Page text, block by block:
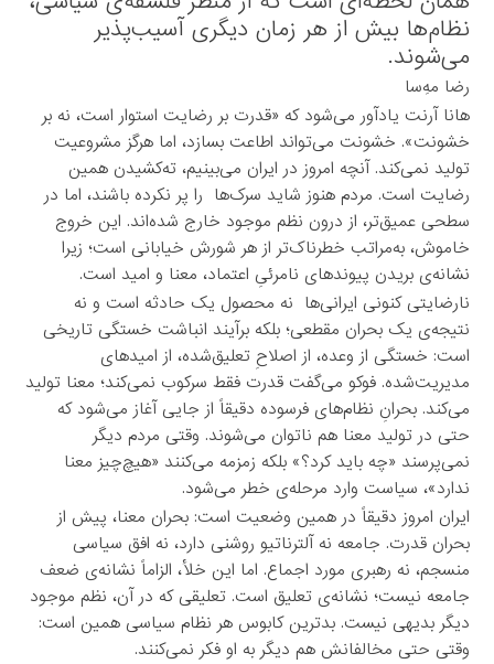
نظام‌ها بیش از هر زمان دیگری آسیب‌پذیر
می‌شوند.
رضا مه‌‌ِسا
هانا آرنت یادآور می‌شود که «قدرت بر رضایت استوار است، نه بر
خشونت». خشونت می‌تواند اطاعت بسازد، اما هرگز مشروعیت
تولید نمی‌کند. آنچه امروز در ایران می‌بینیم، ته‌کشیدن همین
رضایت است. مردم هنوز شاید سرک‌ها را پر نکرده باشند، اما در
سطحی عمیق‌تر، از درون نظم موجود خارج شده‌اند. این خروج
خاموش، به‌مراتب خطرناک‌تر از هر شورش خیابانی است؛ زیرا
نشانه‌ی بریدن پیوندهای نامرئیِ اعتماد، معنا و امید است.
نارضایتی کنونی ایرانی‌ها نه محصول یک حادثه است و نه
نتیجه‌ی یک بحران مقطعی؛ بلکه برآیند انباشت خستگی تاریخی
است: خستگی از وعده، از اصلاحِ تعلیق‌شده، از امیدهای
مدیریت‌شده. فوکو می‌گفت قدرت فقط سرکوب نمی‌کند؛ معنا تولید
می‌کند. بحرانِ نظام‌های فرسوده دقیقاً از جایی آغاز می‌شود که
حتی در تولید معنا هم ناتوان می‌شوند. وقتی مردم دیگر
نمی‌پرسند «چه باید کرد؟» بلکه زمزمه می‌کنند «هیچ‌چیز معنا
ندارد»، سیاست وارد مرحله‌ی خطر می‌شود.
ایران امروز دقیقاً در همین وضعیت است: بحران معنا، پیش از
بحران قدرت. جامعه نه آلترناتیو روشنی دارد، نه افق سیاسی
منسجم، نه رهبری مورد اجماع. اما این خلأ، الزاماً نشانه‌ی ضعف
جامعه نیست؛ نشانه‌ی تعلیق است. تعلیقی که در آن، نظم موجود
دیگر بدیهی نیست. بدترین کابوس هر نظام سیاسی همین است:
وقتی حتی مخالفانش هم دیگر به او فکر نمی‌کنند.